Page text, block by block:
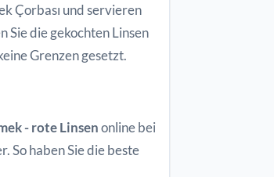
Çorbası und servieren
Sie die gekochten Linsen
Grenzen gesetzt.
- rote Linsenonline bei
So haben Sie die beste